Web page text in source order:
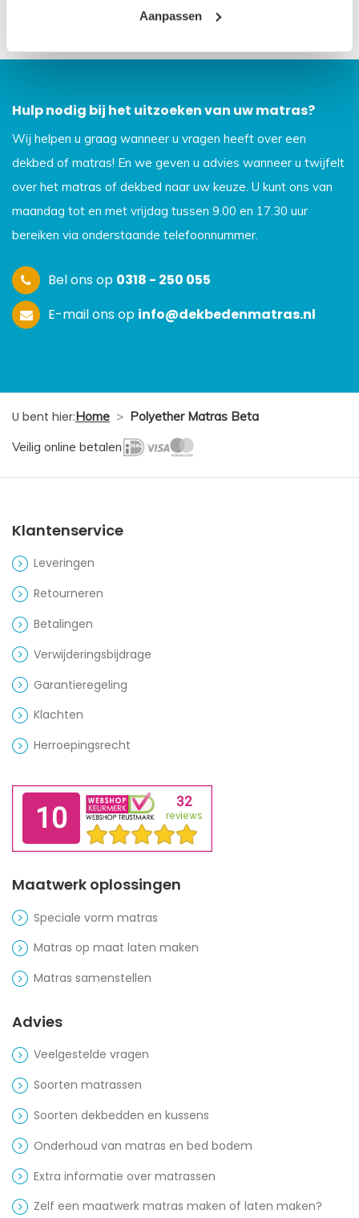
Aanpassen
Hulp nodig bij het uitzoeken van uw matras?
Wij helpen u graag wanneer u vragen heeft over een
dekbed of matras! En we geven u advies wanneer u twijfelt
over het matras of dekbed naar uw keuze. U kunt ons van
maandag tot en met vrijdag tussen 9.00 en 17.30 uur
bereiken via onderstaande telefoonnummer.
Bel ons op 0318 - 250 055
E-mail ons op info@dekbedenmatras.nl
U bent hier:Home > Polyether Matras Beta
Veilig online betalen
Klantenservice
Leveringen
Retourneren
Betalingen
Verwijderingsbijdrage
Garantieregeling
Klachten
Herroepingsrecht
Maatwerk oplossingen
Speciale vorm matras
Matras op maat laten maken
Matras samenstellen
Advies
Veelgestelde vragen
Soorten matrassen
Soorten dekbedden en kussens
Onderhoud van matras en bed bodem
Extra informatie over matrassen
Zelf een maatwerk matras maken of laten maken?